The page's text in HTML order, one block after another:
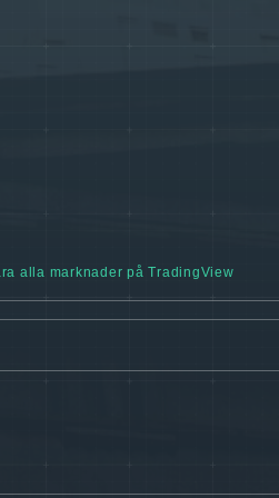
alla marknader på TradingView